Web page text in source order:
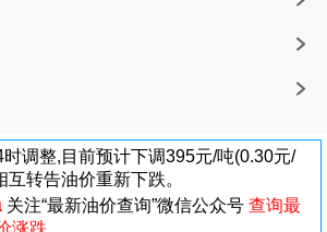
调整,目前预计下调395元/吨(0.30元/
转告油价重新下跌。
关注“最新油价查询”微信公众号 查询最
涨跌